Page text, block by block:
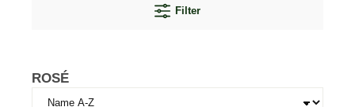
Filter
ROSÉ